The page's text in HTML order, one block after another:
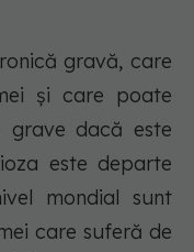
gravă, care
și care poate
grave dacă este
este departe
mondial sunt
care suferă de